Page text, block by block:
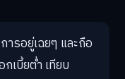
รอยู่เฉยๆ และถือ
เบี้ยต่ำ เทียบ